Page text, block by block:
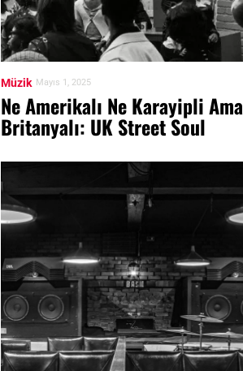
Müzik Mayıs 1, 2025
Ne Amerikalı Ne Karayipli Ama
Britanyalı: UK Street Soul